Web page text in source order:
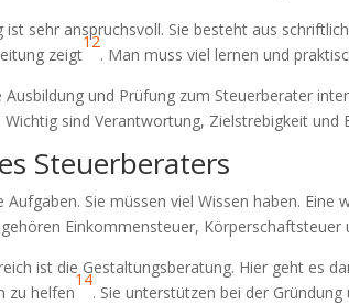
sehr anspruchsvoll. Sie besteht aus
zeigt
12
. Man muss viel lernen und
und Prüfung zum Steuerberater
sind Verantwortung, Zielstrebigkeit und
Steuerberaters
Aufgaben. Sie müssen viel Wissen haben. Eine
Einkommensteuer, Körperschaftsteuer
ist die Gestaltungsberatung. Hier geht es
zu helfen
14
. Sie unterstützen bei der